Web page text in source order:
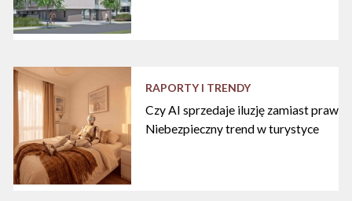
RAPORTY I TRENDY
Czy AI sprzedaje iluzję zamiast
Niebezpieczny trend w turystyce